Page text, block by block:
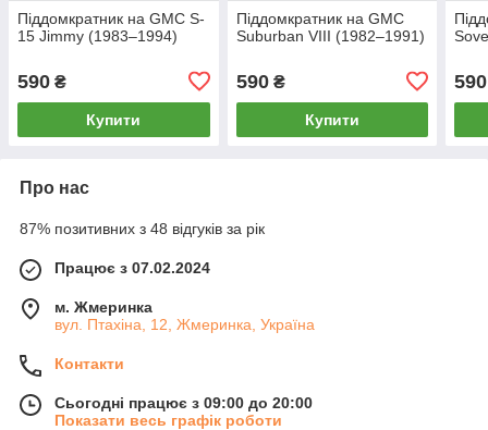
Піддомкратник на GMC S-
15 Jimmy (1983–1994)
590 ₴
Купити
Піддомкратник на GMC
Suburban VIII (1982–1991)
590₴
Купити
590
Про нас
87% позитивних з 48 відгуків за рік
Працює з 07.02.2024
м. Жмеринка
вул. Птахіна, 12, Жмеринка, Україна
Контакти
Сьогодні працює з 09:00 до 20:00
Показати весь графік роботи